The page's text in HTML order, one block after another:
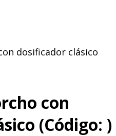
dosificador clásico
con
(Código: )